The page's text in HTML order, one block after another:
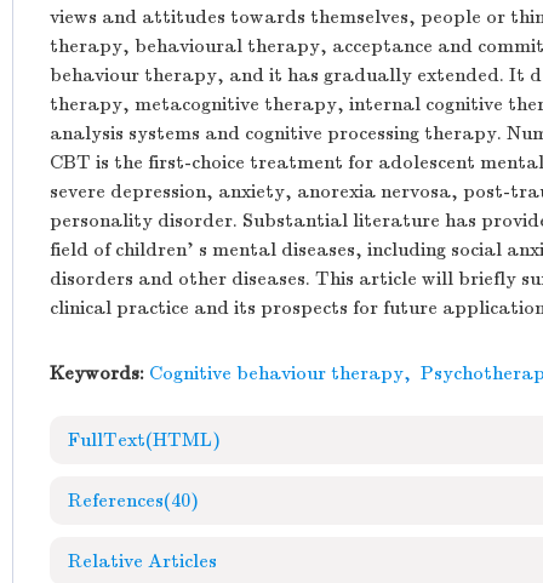
views and attitudes towards themselves, people or
therapy, behavioural therapy, acceptance and
behaviour therapy, and it has gradually extended. It
therapy, metacognitive therapy, internal cognitive
analysis systems and cognitive processing therapy.
CBT is the first-choice treatment for adolescent
severe depression, anxiety, anorexia nervosa, post-
personality disorder. Substantial literature has
field of children' s mental diseases, including social
disorders and other diseases. This article will briefly
clinical practice and its prospects for future
Keywords: Cognitive behaviour therapy,
FullText(HTML)
References(40)
Relative Articles